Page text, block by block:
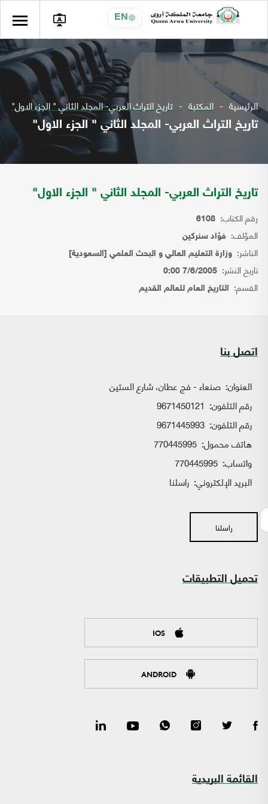
EN
الرئيسية المكتبة تاريخ التراث العربي- المجلد الثاني " الجزء الاول"
تاريخ التراث العربي- المجلد الثاني " الجزء الاول"
تاريخ التراث العربي- المجلد الثاني " الجزء الاول"
رقم الكتاب: 6108
المؤلف: فؤاد سنركين
الناشر: وزارة التعليم العالي و البحث العلمي [السعودية]
تاريخ النشر: 7/6/2005 0:00
القسم: التاريخ العام للعالم القديم
اتصل بنا
العنوان: صنعاء - فج عطان، شارع الستين
رقم التلفون: 9671450121
رقم التلفون: 9671445993
هاتف محمول: 770445995
واتساب:
البريد الإلكتروني: راسلنا
راسلنا
تحميل التطبيقات
IOS
ANDROID
القائمة البريدية